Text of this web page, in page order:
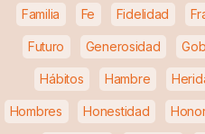
Familia Fe Fidelidad
Futuro Generosidad
Hábitos Hambre
Hombres Honestidad